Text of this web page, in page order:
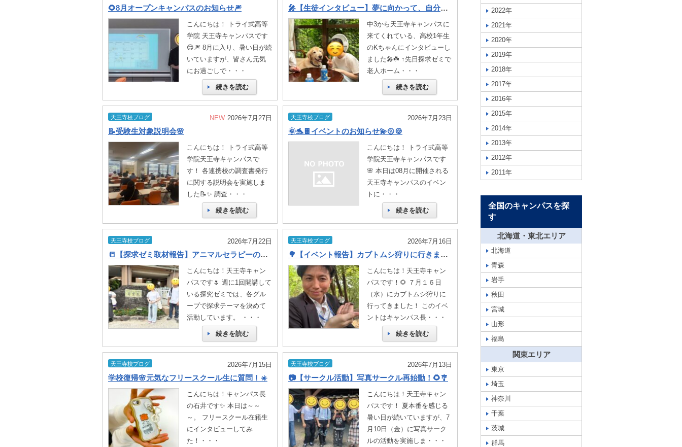
🌻8月オープンキャンパスのお知らせ🎆
こんにちは！ トライ式高等
学院 天王寺キャンパスです
😊🎆 8月に入り、暑い日が続
いていますが、皆さん元気
にお過ごしで・・・
続きを読む
🎤【生徒インタビュー】夢に向かって、自分のペースで。一歩ずつ前へ
中3から天王寺キャンパスに
来てくれている、高校1年生
のKちゃんにインタビューし
ました🎤☘️ ↑先日探求ゼミで
老人ホーム・・・
続きを読む
天王寺校ブログ NEW 2026年7月27日
📝受験生対象説明会🌸
こんにちは！ トライ式高等
学院天王寺キャンパスで
す！ 各連携校の調査書発行
に関する説明会を実施しま
した📝✨ 調査・・・
続きを読む
天王寺校ブログ 2026年7月23日
🌞🐬🍫イベントのお知らせ💫🥎🍪
こんにちは！ トライ式高等
学院天王寺キャンパスです
🌸 本日は08月に開催される
天王寺キャンパスのイベン
トに・・・
続きを読む
天王寺校ブログ 2026年7月22日
📒【探求ゼミ取材報告】アニマルセラピーの最前線へ🐾
こんにちは！天王寺キャン
パスです🌷 週に1回開講して
いる探究ゼミでは、各グル
ープで探求テーマを決めて
活動しています。 ・・・
続きを読む
天王寺校ブログ 2026年7月16日
🌳【イベント報告】カブトムシ狩りに行きました！
こんにちは！天王寺キャン
パスです！🌻 ７月１６日
（水）にカブトムシ狩りに
行ってきました！ このイベ
ントはキャンパス長・・・
続きを読む
天王寺校ブログ 2026年7月15日
学校復帰🌸元気なフリースクール生に質問！☀️
こんにちは！キャンパス長
の石井です✨ 本日は～～
～。 フリースクール在籍生
にインタビューしてみ
た！・・・
天王寺校ブログ 2026年7月13日
📷【サークル活動】写真サークル再始動！🌻🎐
こんにちは！天王寺キャン
パスです！ 夏本番を感じる
暑い日が続いていますが、7
月10日（金）に写真サーク
ルの活動を実施しま・・・
2022年
2021年
2020年
2019年
2018年
2017年
2016年
2015年
2014年
2013年
2012年
2011年
全国のキャンパスを探
す
北海道・東北エリア
北海道
青森
岩手
秋田
宮城
山形
福島
関東エリア
東京
埼玉
神奈川
千葉
茨城
群馬